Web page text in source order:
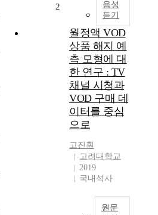
음성
듣기
2
월정액 VOD
상품 해지 예
측 모형에 대
한 연구 : TV
채널 시청과
VOD 구매 데
이터를 중심
으로
고진훤
고려대학교
2019
국내석사
원문